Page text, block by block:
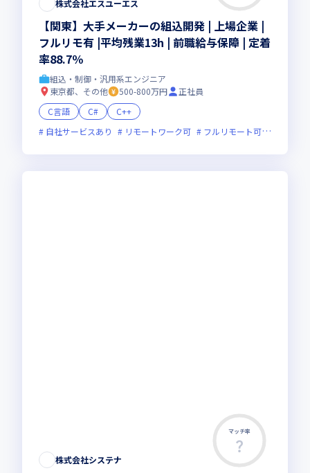
株式会社エスユーエス
【関東】大手メーカーの組込開発 | 上場企業 |
フルリモ有 |平均残業13h | 前職給与保障 | 定着
率88.7％
組込・制御・汎用系エンジニア
東京都、その他
500-800万円
正社員
C言語
C#
C++
自社サービスあり
リモートワーク可 フルリモート可
マッチ率
株式会社システナ